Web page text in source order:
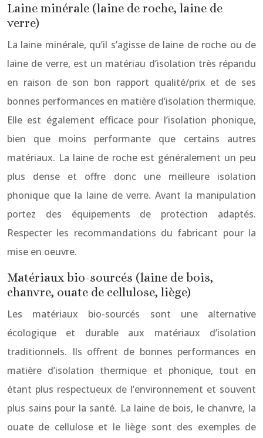
Laine minérale (laine de roche, laine de
verre)
La laine minérale, qu’il s’agisse de laine de roche ou de
laine de verre, est un matériau d’isolation très répandu
en raison de son bon rapport qualité/prix et de ses
bonnes performances en matière d’isolation thermique.
Elle est également efficace pour l’isolation phonique,
bien que moins performante que certains autres
matériaux. La laine de roche est généralement un peu
plus dense et offre donc une meilleure isolation
phonique que la laine de verre. Avant la manipulation
portez des équipements de protection adaptés.
Respecter les recommandations du fabricant pour la
mise en oeuvre.
Matériaux bio-sourcés (laine de bois,
chanvre, ouate de cellulose, liège)
Les matériaux bio-sourcés sont une alternative
écologique et durable aux matériaux d’isolation
traditionnels. Ils offrent de bonnes performances en
matière d’isolation thermique et phonique, tout en
étant plus respectueux de l’environnement et souvent
plus sains pour la santé. La laine de bois, le chanvre, la
ouate de cellulose et le liège sont des exemples de